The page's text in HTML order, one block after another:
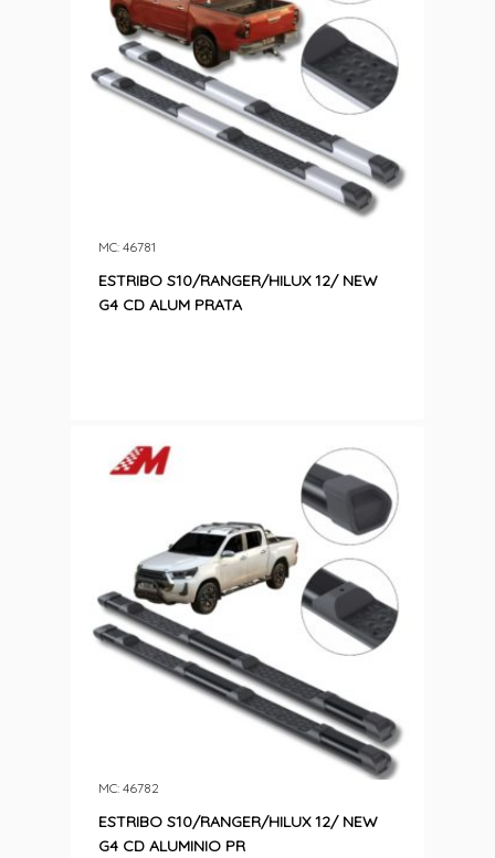
ESTRIBO S10/RANGER/HILUX 12/ NEW
G4 CD ALUM PRATA
MC: 46781
ESTRIBO S10/RANGER/HILUX 12/ NEW
G4 CD ALUMINIO PR
MC: 46782